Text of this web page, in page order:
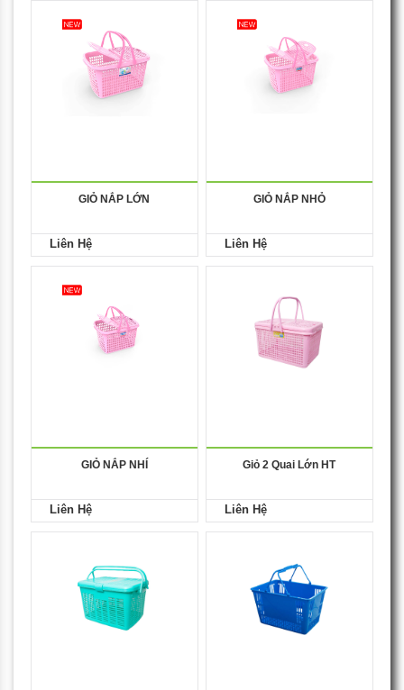
GIỎ NẮP LỚN
Liên Hệ
GIỎ NẮP NHỎ
Liên Hệ
GIỎ NẮP NHÍ
Liên Hệ
Giỏ 2 Quai Lớn HT
Liên Hệ